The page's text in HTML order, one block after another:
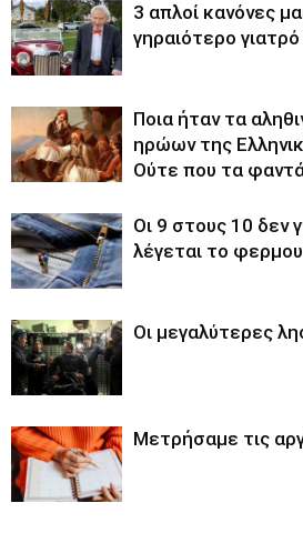
3 απλοί κανόνες
γηραιότερο
Ποια ήταν τα
ηρώων της
Ούτε που τα
Οι 9 στους 10 δεν
λέγεται το
Οι μεγαλύτερες
Μετρήσαμε τις